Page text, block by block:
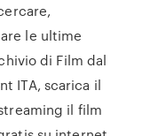
le ultime
di Film dal
ITA, scarica il
il film